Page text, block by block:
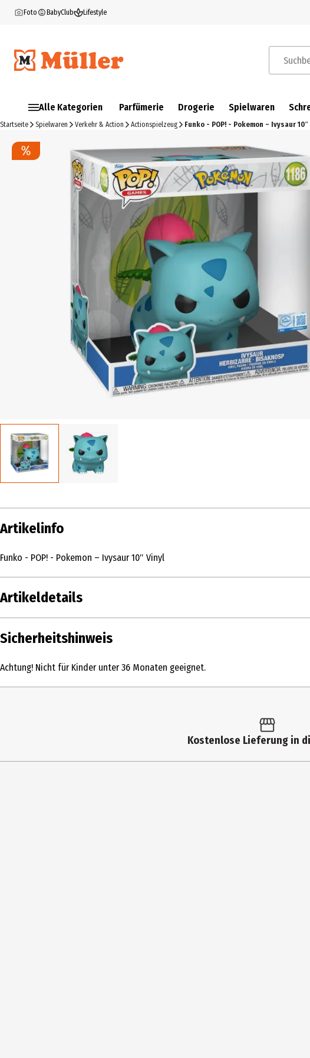
Foto BabyClub Lifestyle
Alle Kategorien Parfümerie Drogerie Spielwaren
Startseite Spielwaren Verkehr & Action Actionspielzeug Funko - POP! - Pokemon – Ivysaur
Artikelinfo
Funko - POP! - Pokemon – Ivysaur 10″ Vinyl
Artikeldetails
Inhalt
Sicherheitshinweis
Achtung! Nicht für Kinder unter 36 Monaten geeignet.
Kostenlose Lieferung in